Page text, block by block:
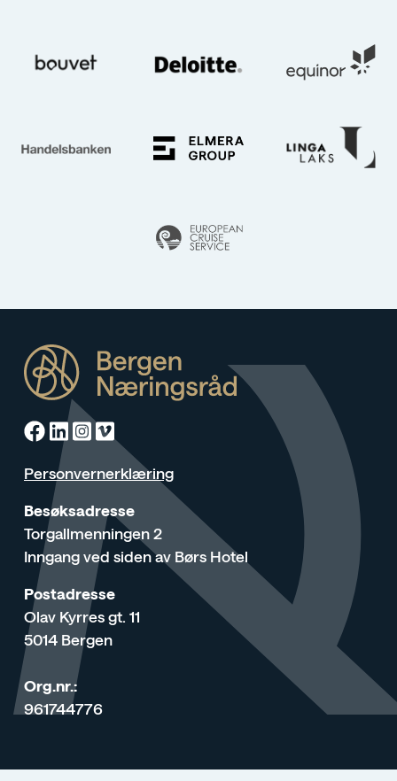
Facebook
Linkedin
Instagram
Vimeo
Personvernerklæring
Besøksadresse
Torgallmenningen 2
Inngang ved siden av Børs Hotel
Postadresse
Olav Kyrres gt. 11
5014 Bergen
Org.nr.:
961744776